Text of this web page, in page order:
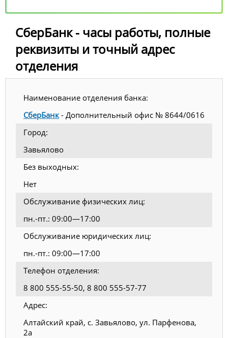
СберБанк - часы работы, полные
реквизиты и точный адрес
отделения
Наименование отделения банка:
СберБанк - Дополнительный офис № 8644/0616
Город:
Завьялово
Без выходных:
Нет
Обслуживание физических лиц:
пн.-пт.: 09:00—17:00
Обслуживание юридических лиц:
пн.-пт.: 09:00—17:00
Телефон отделения:
8 800 555-55-50, 8 800 555-57-77
Адрес:
Алтайский край, с. Завьялово, ул. Парфенова,
2а